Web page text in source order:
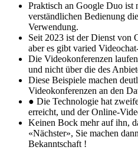
Praktisch an Google Duo ist
verständlichen Bedienung
Verwendung.
Seit 2023 ist der Dienst von
aber es gibt varied
Die Videokonferenzen
und nicht über die des
Diese Beispiele machen
Videokonferenzen an den
● Die Technologie hat
erreicht, und der Online-
Keinen Bock mehr auf ihn,
«Nächster», Sie machen
Bekanntschaft !